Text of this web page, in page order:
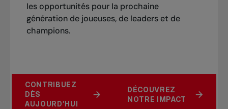
les opportunités pour la prochaine
génération de joueuses, de leaders et de
champions.
CONTRIBUEZ
DÈS
AUJOURD’HUI
DÉCOUVREZ
NOTRE IMPACT